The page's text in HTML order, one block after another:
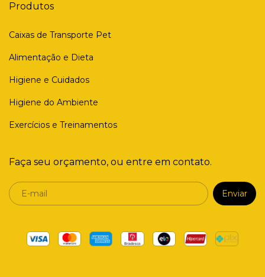
Produtos
Caixas de Transporte Pet
Alimentação e Dieta
Higiene e Cuidados
Higiene do Ambiente
Exercícios e Treinamentos
Faça seu orçamento, ou entre em contato.